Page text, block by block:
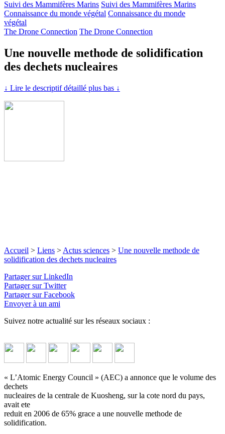
Suivi des Mammifères Marins Suivi des Mammifères Marins
Connaissance du monde végétal Connaissance du monde
végétal
The Drone Connection The Drone Connection
Une nouvelle methode de solidification
des dechets nucleaires
↓ Lire le descriptif détaillé plus bas ↓
Accueil > Liens > Actus sciences > Une nouvelle methode de
solidification des dechets nucleaires
Partager sur LinkedIn
Partager sur Twitter
Partager sur Facebook
Envoyer à un ami
Suivez notre actualité sur les réseaux sociaux :
« L’Atomic Energy Council » (AEC) a annonce que le volume des
dechets
nucleaires de la centrale de Kuosheng, sur la cote nord du pays,
avait ete
reduit en 2006 de 65% grace a une nouvelle methode de
solidification.